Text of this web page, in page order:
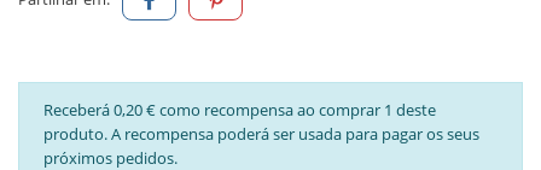
Receberá 0,20 € como recompensa ao comprar 1 deste
produto. A recompensa poderá ser usada para pagar os seus
próximos pedidos.